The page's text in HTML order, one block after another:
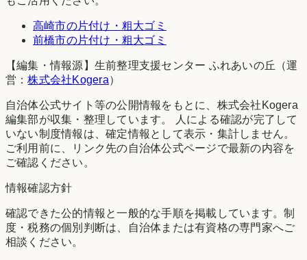
高崎市の片付け・粗大ゴミ
前橋市の片付け・粗大ゴミ
【編集・情報源】生前整理支援センター ふれあいの丘（運
営：株式会社Kogera）
自治体公式サイト等の公開情報をもとに、株式会社Kogera
編集部が収集・整理しています。 人による確認が完了して
いない制度情報は、確定情報として表示・集計しません。
ご利用前に、リンク先の自治体公式ページで最新の内容を
ご確認ください。
情報確認方針
確認できた公的情報と一般的な手順を掲載しています。制
度・税務の個別判断は、自治体または有資格の専門家へご
相談ください。